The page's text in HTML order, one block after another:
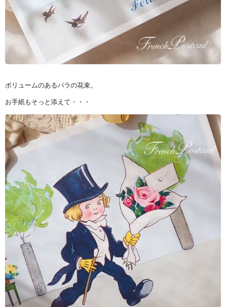
ボリュームのあるバラの花束。
お手紙もそっと添えて・・・